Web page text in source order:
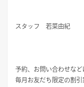
スタッフ 若菜由紀
予約、お問い合わせなど
毎月お友だち限定の割